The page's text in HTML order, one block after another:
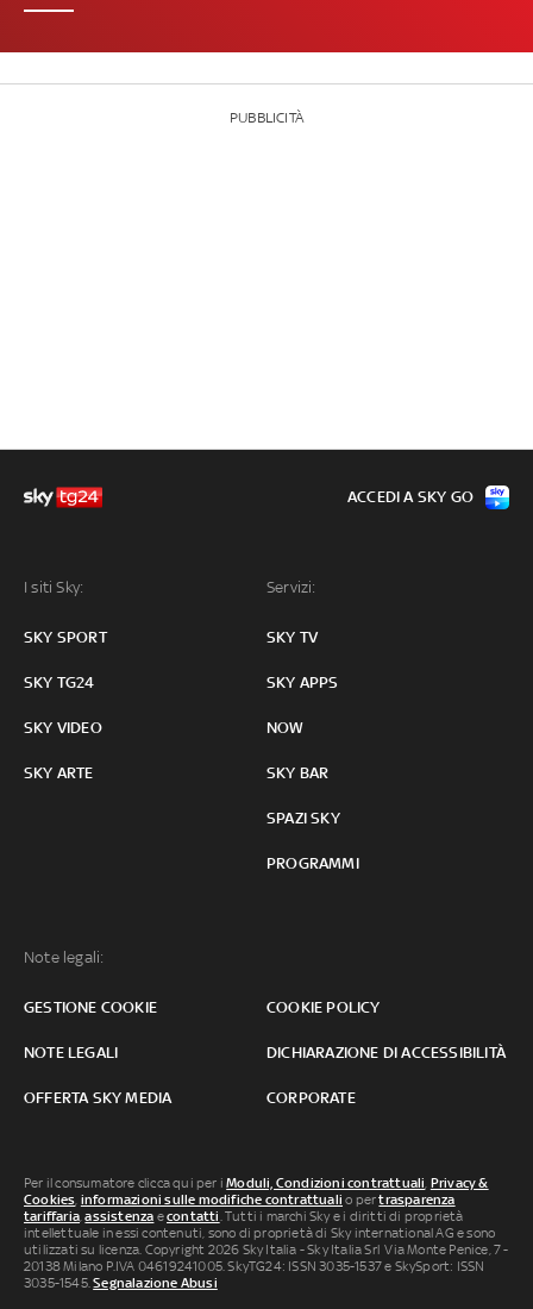
PUBBLICITÀ
I siti Sky:
SKY SPORT
SKY TG24
SKY VIDEO
SKY ARTE
Servizi:
SKY TV
SKY APPS
NOW
SKY BAR
SPAZI SKY
PROGRAMMI
Note legali:
GESTIONE COOKIE COOKIE POLICY
NOTE LEGALI DICHIARAZIONE DI ACCESSIBILITÀ
OFFERTA SKY MEDIA CORPORATE
ACCEDI A SKY GO
Per il consumatore clicca qui per iModuli, Condizioni contrattuali, Privacy &
Cookies, informazioni sulle modifiche contrattuali o pertrasparenza
tariffaria,assistenza econtatti. Tutti i marchi Sky e i diritti di proprietà
intellettuale in essi contenuti, sono di proprietà di Sky international AG e sono
utilizzati su licenza. Copyright 2026 Sky Italia - Sky Italia Srl Via Monte Penice, 7 -
20138 Milano P.IVA 04619241005. SkyTG24: ISSN 3035-1537 e SkySport: ISSN
3035-1545.Segnalazione Abusi